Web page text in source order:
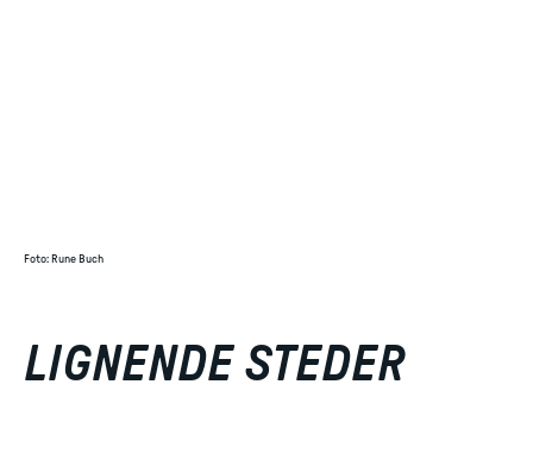
Foto: Rune Buch
LIGNENDE STEDER